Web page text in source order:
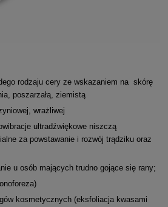
rodzaju cery ze wskazaniem na skórę
poszarzałą, ziemistą
wrażliwej
ultradźwiękowe niszczą
za powstawanie i rozwój trądziku oraz
u osób mających trudno gojące się rany;
kosmetycznych (eksfoliacja kwasami